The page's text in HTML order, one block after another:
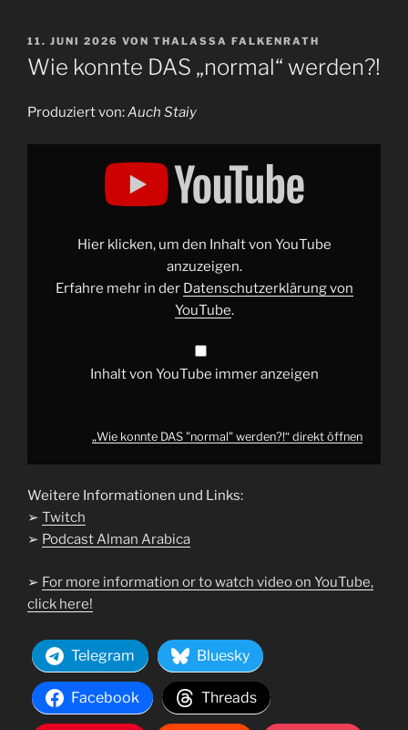
VERÖFFENTLICHT
AM
11. JUNI 2026 VON THALASSA FALKENRATH
Wie konnte DAS „normal“ werden?!
Produziert von:Auch Staiy
„Wie
anzeigenHier klicken, um den Inhalt von YouTube
anzuzeigen.
Erfahre mehr in der Datenschutzerklärung von
YouTube.
Inhalt von YouTube immer anzeigen
„Wie konnte DAS "normal" werden?!“ direkt öffnen
Weitere Informationen und Links:
➢ Twitch
➢ Podcast Alman Arabica
➢ For more information or to watch video on YouTube,
click here!
Telegram Bluesky
Facebook Threads